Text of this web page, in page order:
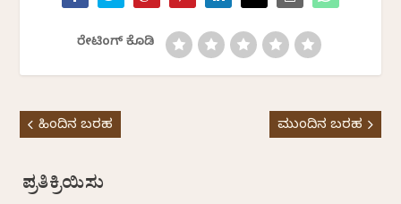
ರೇಟಿಂಗ್ ಕೊಡಿ
ಹಿಂದಿನ ಬರಹ ಮುಂದಿನ ಬರಹ